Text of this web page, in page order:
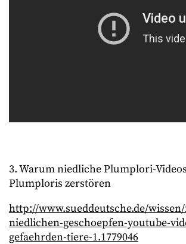
3. Warum niedliche Plumplori-
Plumploris zerstören
http://www.sueddeutsche.de/
niedlichen-geschoepfen-youtube-
gefaehrden-tiere-1.1779046